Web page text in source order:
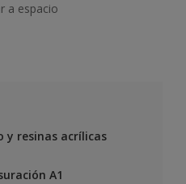
a espacio
y resinas acrílicas
A1